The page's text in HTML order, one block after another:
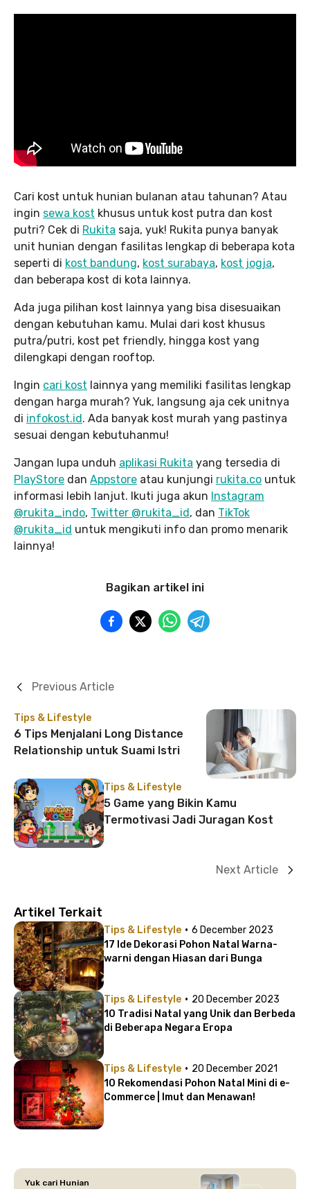
Cari kost untuk hunian bulanan atau tahunan? Atau
ingin sewa kost khusus untuk kost putra dan kost
putri? Cek di Rukita saja, yuk! Rukita punya banyak
unit hunian dengan fasilitas lengkap di beberapa kota
seperti di kost bandung, kost surabaya, kost jogja,
dan beberapa kost di kota lainnya.
Ada juga pilihan kost lainnya yang bisa disesuaikan
dengan kebutuhan kamu. Mulai dari kost khusus
putra/putri, kost pet friendly, hingga kost yang
dilengkapi dengan rooftop.
Ingin cari kost lainnya yang memiliki fasilitas lengkap
dengan harga murah? Yuk, langsung aja cek unitnya
di infokost.id. Ada banyak kost murah yang pastinya
sesuai dengan kebutuhanmu!
Jangan lupa unduh aplikasi Rukita yang tersedia di
PlayStore dan Appstore atau kunjungi rukita.co untuk
informasi lebih lanjut. Ikuti juga akun Instagram
@rukita_indo, Twitter @rukita_id, dan TikTok
@rukita_id untuk mengikuti info dan promo menarik
lainnya!
Bagikan artikel ini
Tips & Lifestyle
6 Tips Menjalani Long Distance
Relationship untuk Suami Istri
Previous Article
Tips & Lifestyle
5 Game yang Bikin Kamu
Termotivasi Jadi Juragan Kost
Next Article
Artikel Terkait
Tips & Lifestyle · 6 December 2023
17 Ide Dekorasi Pohon Natal Warna-
warni dengan Hiasan dari Bunga
Tips & Lifestyle · 20 December 2023
10 Tradisi Natal yang Unik dan Berbeda
di Beberapa Negara Eropa
Tips & Lifestyle · 20 December 2021
10 Rekomendasi Pohon Natal Mini di e-
Commerce | Imut dan Menawan!
Yuk cari Hunian